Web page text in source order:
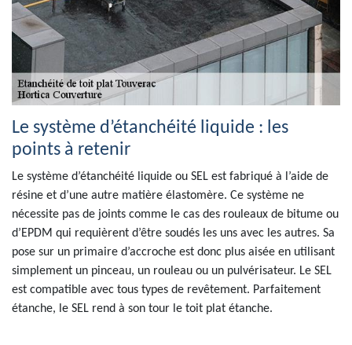
Le système d’étanchéité liquide : les
points à retenir
Le système d’étanchéité liquide ou SEL est fabriqué à l’aide de
résine et d’une autre matière élastomère. Ce système ne
nécessite pas de joints comme le cas des rouleaux de bitume ou
d’EPDM qui requièrent d’être soudés les uns avec les autres. Sa
pose sur un primaire d’accroche est donc plus aisée en utilisant
simplement un pinceau, un rouleau ou un pulvérisateur. Le SEL
est compatible avec tous types de revêtement. Parfaitement
étanche, le SEL rend à son tour le toit plat étanche.